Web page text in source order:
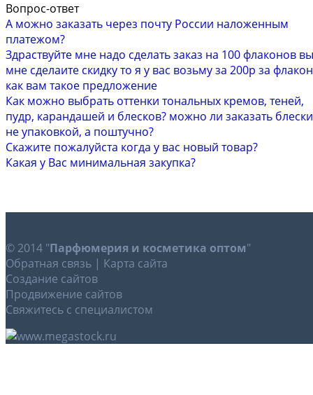
Вопрос-ответ
А можно заказать через почту России наложенным
платежом?
Здраствуйте мне надо сделать заказ на 100 флаконов вы
мне сделаите скидку то я у вас возьму за 200р за флакон
как вам такое предложение
Как можно выбрать оттенки тональных кремов, теней,
пудр, карандашей и блесков? можно ли заказать блески
не упаковкой, а поштучно?
Скажите пожалуйста когда у вас новый товар?
Какая у Вас минимальная закупка?
© 2014 "Парфюмерия и косметика оптом"
Обратная связь | Карта сайта
Создание сайтов
Продвижение сайтов
Свяжитесь с специалистом